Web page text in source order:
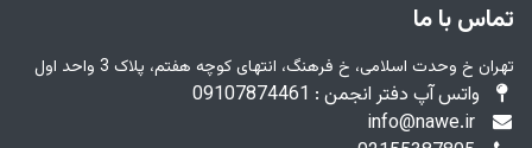
تماس با ما
تهران خ وحدت اسلامی، خ فرهنگ، انتهای کوچه هفتم، پلاک 3 واحد اول
واتس آپ دفتر انجمن : 09107874461
info@nawe.ir